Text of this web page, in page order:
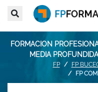
FORMACION
MEDIA
FP
FP
FP